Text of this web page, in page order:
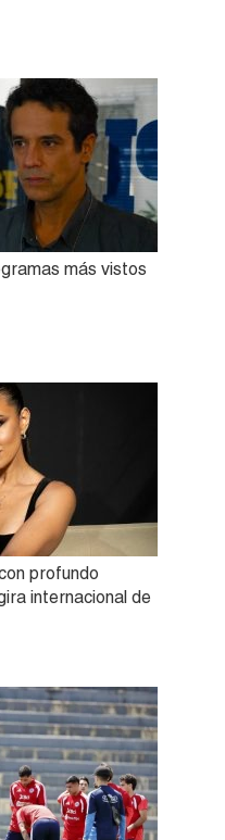
más vistos
profundo
internacional de